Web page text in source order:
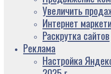
Увеличить
Интернет
Раскрутка сайтов
Реклама
Настройка